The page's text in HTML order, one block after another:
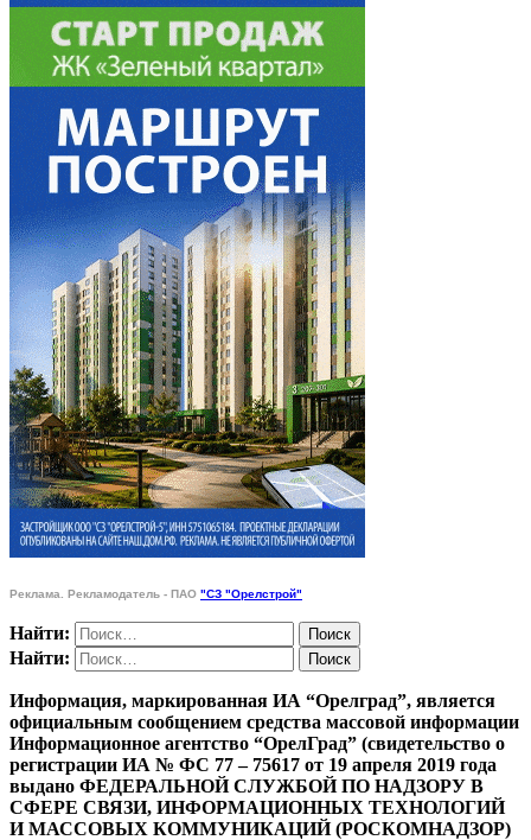
Реклама. Рекламодатель - ПАО "СЗ "Орелстрой"
Найти:
Найти:
Информация, маркированная ИА “Орелград”, является
официальным сообщением средства массовой информации
Информационное агентство “ОрелГрад” (свидетельство о
регистрации ИА № ФС 77 – 75617 от 19 апреля 2019 года
выдано ФЕДЕРАЛЬНОЙ СЛУЖБОЙ ПО НАДЗОРУ В
СФЕРЕ СВЯЗИ, ИНФОРМАЦИОННЫХ ТЕХНОЛОГИЙ
И МАССОВЫХ КОММУНИКАЦИЙ (РОСКОМНАДЗОР)